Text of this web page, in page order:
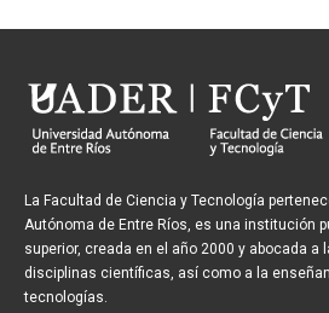
La Facultad de Ciencia y Tecnología
Autónoma de Entre Ríos, es una institución
superior, creada en el año 2000 y abocada
disciplinas científicas, así como a la
tecnologías.